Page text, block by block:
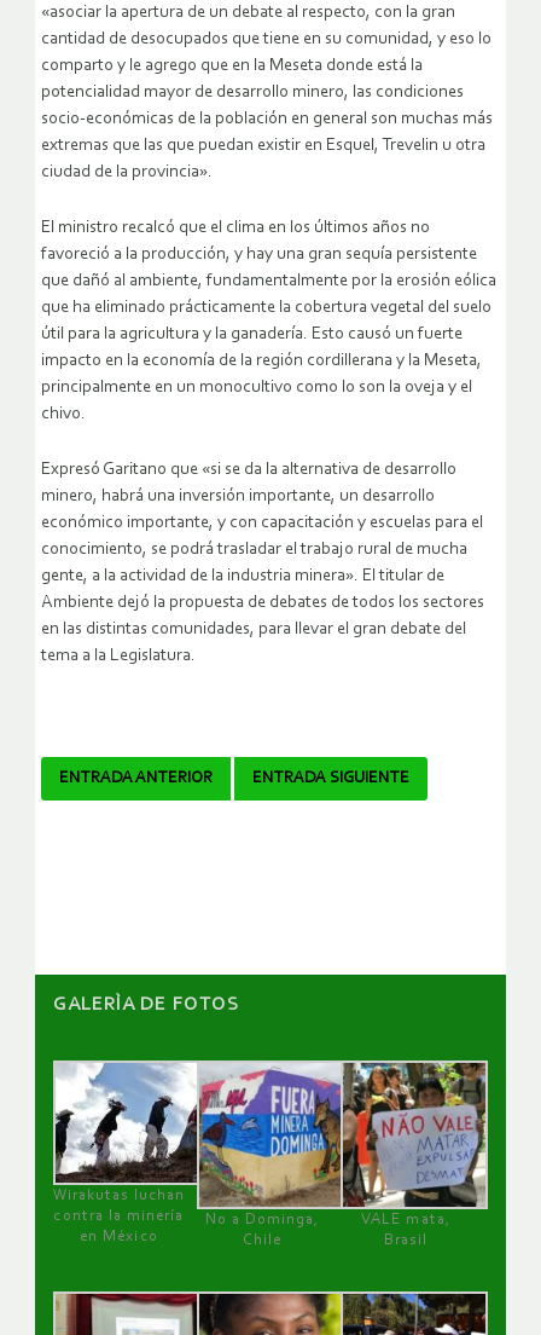
«asociar la apertura de un debate al respecto, con la gran
cantidad de desocupados que tiene en su comunidad, y eso lo
comparto y le agrego que en la Meseta donde está la
potencialidad mayor de desarrollo minero, las condiciones
socio-económicas de la población en general son muchas más
extremas que las que puedan existir en Esquel, Trevelin u otra
ciudad de la provincia».
El ministro recalcó que el clima en los últimos años no
favoreció a la producción, y hay una gran sequía persistente
que dañó al ambiente, fundamentalmente por la erosión eólica
que ha eliminado prácticamente la cobertura vegetal del suelo
útil para la agricultura y la ganadería. Esto causó un fuerte
impacto en la economía de la región cordillerana y la Meseta,
principalmente en un monocultivo como lo son la oveja y el
chivo.
Expresó Garitano que «si se da la alternativa de desarrollo
minero, habrá una inversión importante, un desarrollo
económico importante, y con capacitación y escuelas para el
conocimiento, se podrá trasladar el trabajo rural de mucha
gente, a la actividad de la industria minera». El titular de
Ambiente dejó la propuesta de debates de todos los sectores
en las distintas comunidades, para llevar el gran debate del
tema a la Legislatura.
Navegador
ENTRADA ANTERIOR ENTRADA SIGUIENTE
GALERÌA DE FOTOS
Wirakutas luchan
contra la minería
en México
No a Dominga,
Chile
VALE mata,
Brasil